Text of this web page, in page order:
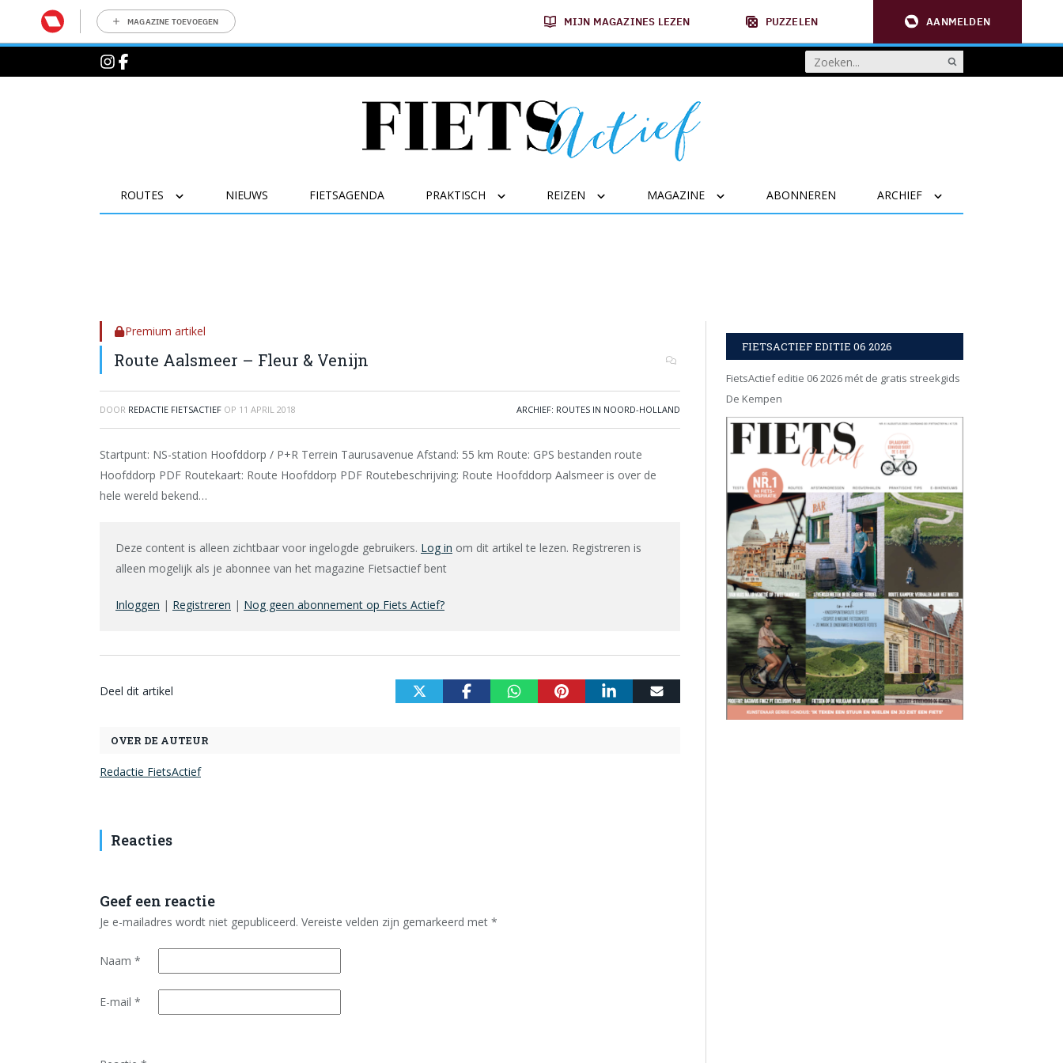
MAGAZINE TOEVOEGEN MIJN MAGAZINES LEZEN PUZZELEN AANMELDEN
ROUTES NIEUWS FIETSAGENDA PRAKTISCH REIZEN MAGAZINE ABONNEREN ARCHIEF
Premium artikel
Route Aalsmeer – Fleur & Venijn
DOOR REDACTIE FIETSACTIEF OP 11 APRIL 2018 ARCHIEF: ROUTES IN NOORD-HOLLAND
Startpunt: NS-station Hoofddorp / P+R Terrein Taurusavenue Afstand: 55 km Route: GPS bestanden route
Hoofddorp PDF Routekaart: Route Hoofddorp PDF Routebeschrijving: Route Hoofddorp Aalsmeer is over de
hele wereld bekend…
Deze content is alleen zichtbaar voor ingelogde gebruikers. Log in om dit artikel te lezen. Registreren is
alleen mogelijk als je abonnee van het magazine Fietsactief bent
Inloggen | Registreren | Nog geen abonnement op Fiets Actief?
Deel dit artikel
OVER DE AUTEUR
Redactie FietsActief
Reacties
Geef een reactie
Je e-mailadres wordt niet gepubliceerd. Vereiste velden zijn gemarkeerd met *
Naam *
E-mail *
FIETSACTIEF EDITIE 06 2026
FietsActief editie 06 2026 mét de gratis streekgids
De Kempen